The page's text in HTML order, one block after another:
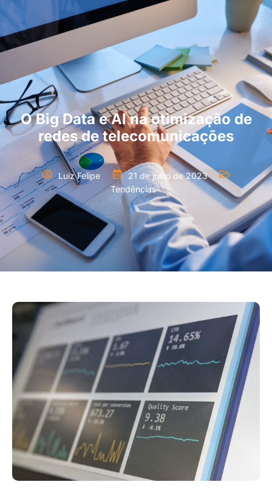
O Big Data e AI na otimização de
redes de telecomunicações
Luiz Felipe
21 de julho de 2023
Tendências